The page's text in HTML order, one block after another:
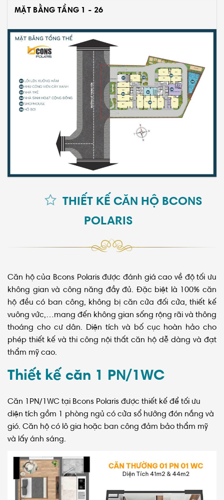
MẶT BẰNG TẦNG 1 - 26
THIẾT KẾ CĂN HỘ BCONS
POLARIS
Căn hộ của Bcons Polaris được đánh giá cao về độ tối ưu
không gian và công năng đầy đủ. Đặc biệt là 100% căn
hộ đều có ban công, không bị căn cửa đối cửa, thiết kế
vuông vức,…mang đến không gian sống rộng rãi và thông
thoáng cho cư dân. Diện tích và bố cục hoàn hảo cho
phép thiết kế và thi công nội thất căn hộ dễ dàng và đạt
thẩm mỹ cao.
Thiết kế căn 1 PN/1WC
Căn 1PN/1WC tại Bcons Polaris được thiết kế để tối ưu
diện tích gồm 1 phòng ngủ có cửa sổ hướng đón nắng và
gió. Căn hộ có lô gia hoặc ban công đảm bảo thẩm mỹ
và lấy ánh sáng.